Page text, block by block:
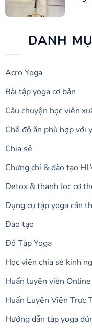
DANH
Acro Yoga
Bài tập yoga cơ bản
Câu chuyện học viên
Chế độ ăn phù hợp với
Chia sẻ
Chứng chỉ & đào tạo
Detox & thanh lọc cơ
Dụng cụ tập yoga cần
Đào tạo
Đồ Tập Yoga
Học viên chia sẻ kinh
Huấn luyện viên Online
Huấn Luyện Viên Trực
Hướng dẫn tập yoga